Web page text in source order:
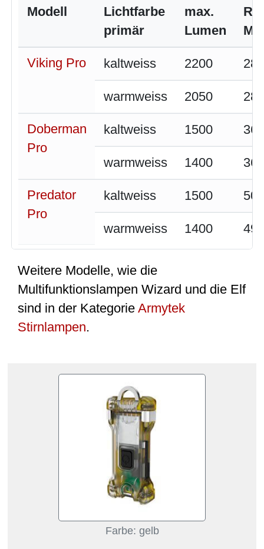
Modell
Lichtfarbe
primär
max.
Lumen
Viking Pro kaltweiss 2200 288
warmweiss 2050 284
Doberman
Pro
kaltweiss 1500 368
warmweiss 1400 363
Predator
Pro
kaltweiss 1500 501
warmweiss 1400 494
Weitere Modelle, wie die
Multifunktionslampen Wizard und die Elf
sind in der KategorieArmytek
Stirnlampen.
Farbe: gelb